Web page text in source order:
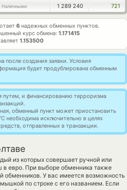
Наличными 1 289 240 721
6 надежных обменных пунктов.
курс обмена: 1.171415
1.153500
после создания заявки. Условия
будет продублирована обменным
путем, и финансированию терроризма
обменный пункт может приостановить
необходима исключительно в целях
отправленных в транзакции.
из которых совершает ручной или
в евро. При выборе обменника также
обменников. У вас имеется возможность
по строке с его названием. Если